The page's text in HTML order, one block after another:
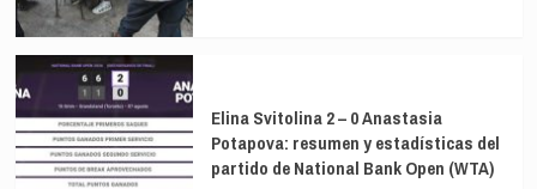
Elina Svitolina 2 – 0 Anastasia
Potapova: resumen y estadísticas del
partido de National Bank Open (WTA)